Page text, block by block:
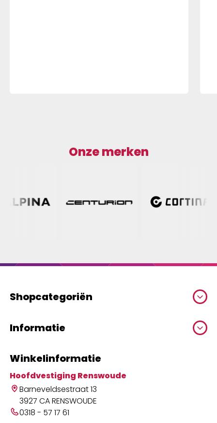
Onze merken
Shopcategoriën
Informatie
Winkelinformatie
Hoofdvestiging Renswoude
Barneveldsestraat 13
3927 CA RENSWOUDE
0318 - 57 17 61